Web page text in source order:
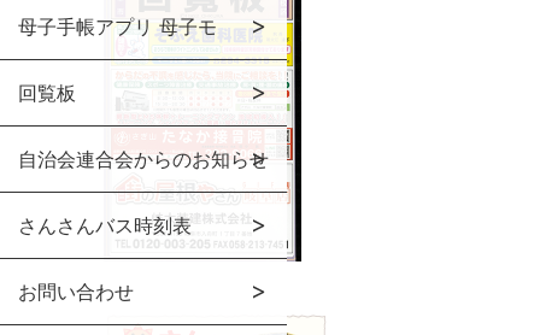
母子手帳アプリ 母子モ
回覧板
自治会連合会からのお知らせ
さんさんバス時刻表
お問い合わせ